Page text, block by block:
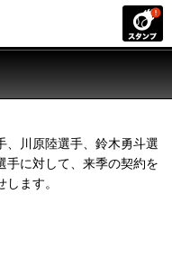
、川原陸選手、鈴木勇斗選
手に対して、来季の契約を
ます。